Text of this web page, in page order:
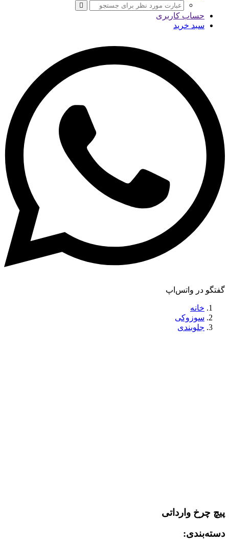
حساب کاربری
سبد خرید
گفتگو در واتس‌اپ
خانه
سوزوکی
جلوبندی
پیچ چرخ وارداتی
دسته‌بندی: